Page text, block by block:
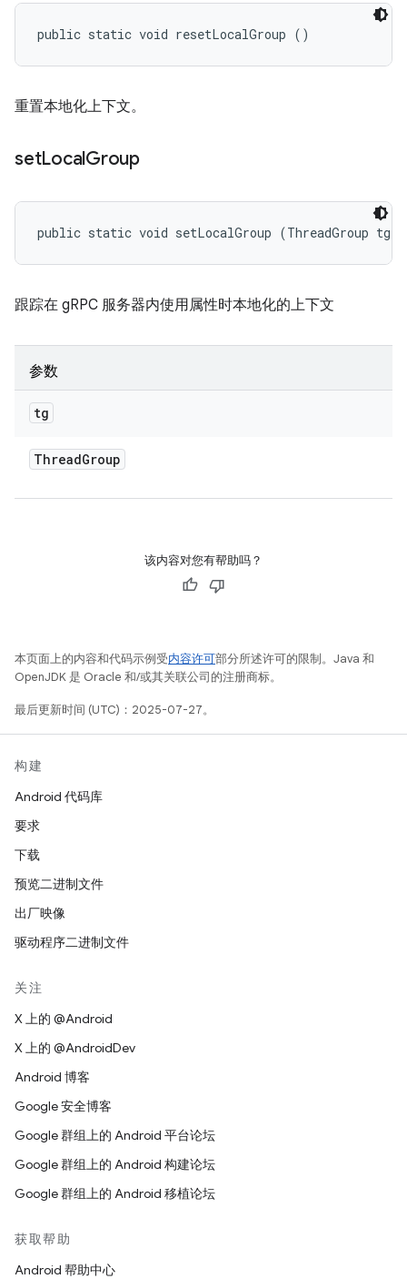
public static void resetLocalGroup ()
重置本地化上下文。
setLocalGroup
public static void setLocalGroup (ThreadGroup tg)
跟踪在 gRPC 服务器内使用属性时本地化的上下文
参数
tg
ThreadGroup
该内容对您有帮助吗？
本页面上的内容和代码示例受内容许可部分所述许可的限制。Java 和
OpenJDK 是 Oracle 和/或其关联公司的注册商标。
最后更新时间 (UTC)：2025-07-27。
构建
Android 代码库
要求
下载
预览二进制文件
出厂映像
驱动程序二进制文件
关注
X 上的 @Android
X 上的 @AndroidDev
Android 博客
Google 安全博客
Google 群组上的 Android 平台论坛
Google 群组上的 Android 构建论坛
Google 群组上的 Android 移植论坛
获取帮助
Android 帮助中心